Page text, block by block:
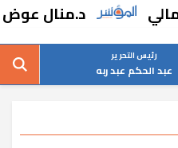
د.منال عوض
رئيس التحرير
عبد الحكم عبد ربه